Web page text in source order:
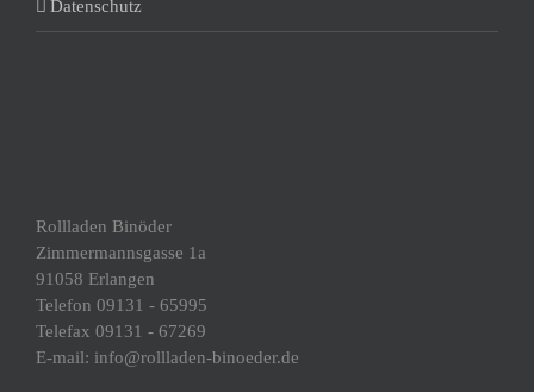
Datenschutz
Rollladen Binöder
Zimmermannsgasse 1a
91058 Erlangen
Telefon 09131 - 65995
Telefax 09131 - 67269
E-mail: info@rollladen-binoeder.de